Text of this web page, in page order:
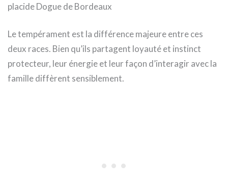
placide Dogue de Bordeaux
Le tempérament est la différence majeure entre ces
deux races. Bien qu’ils partagent loyauté et instinct
protecteur, leur énergie et leur façon d’interagir avec la
famille diffèrent sensiblement.